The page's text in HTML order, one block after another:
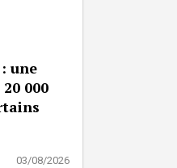
une
000
03/08/2026